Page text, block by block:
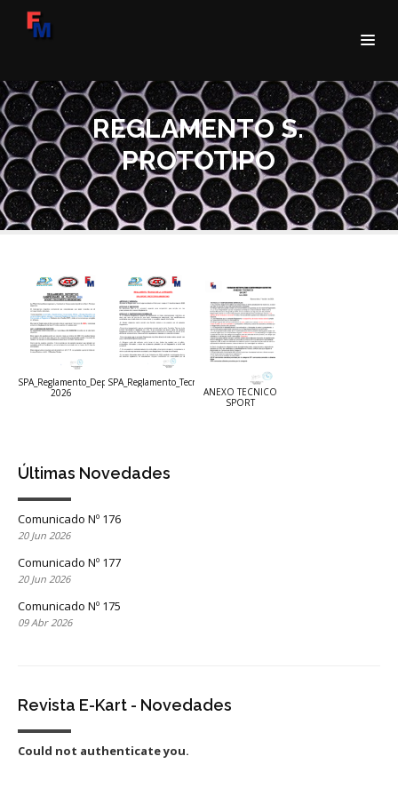
REGLAMENTO S.
PROTOTIPO
SPA_Reglamento_Deportivo
2026
SPA_Reglamento_Tecnico_2026
ANEXO TECNICO
SPORT
Últimas Novedades
Comunicado Nº 176
20 Jun 2026
Comunicado Nº 177
20 Jun 2026
Comunicado Nº 175
09 Abr 2026
Revista E-Kart - Novedades
Could not authenticate you.